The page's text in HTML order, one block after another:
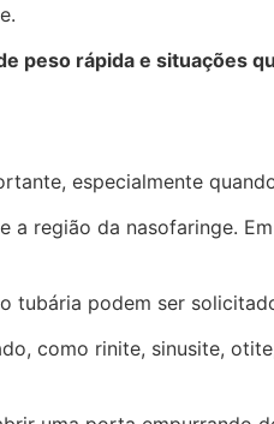
peso rápida e situações
especialmente
região da nasofaringe.
tubária podem ser
como rinite, sinusite,